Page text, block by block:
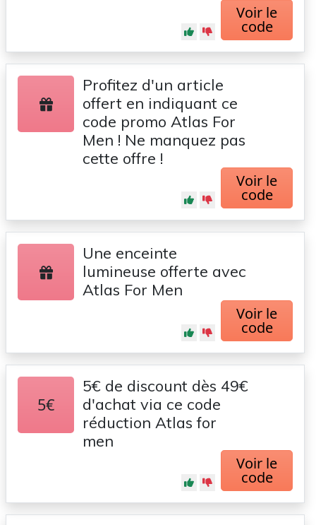
Voir le
code
Profitez d'un article
offert en indiquant ce
code promo Atlas For
Men ! Ne manquez pas
cette offre !
Voir le
code
Une enceinte
lumineuse offerte avec
Atlas For Men
Voir le
code
5€
5€ de discount dès 49€
d'achat via ce code
réduction Atlas for
men
Voir le
code